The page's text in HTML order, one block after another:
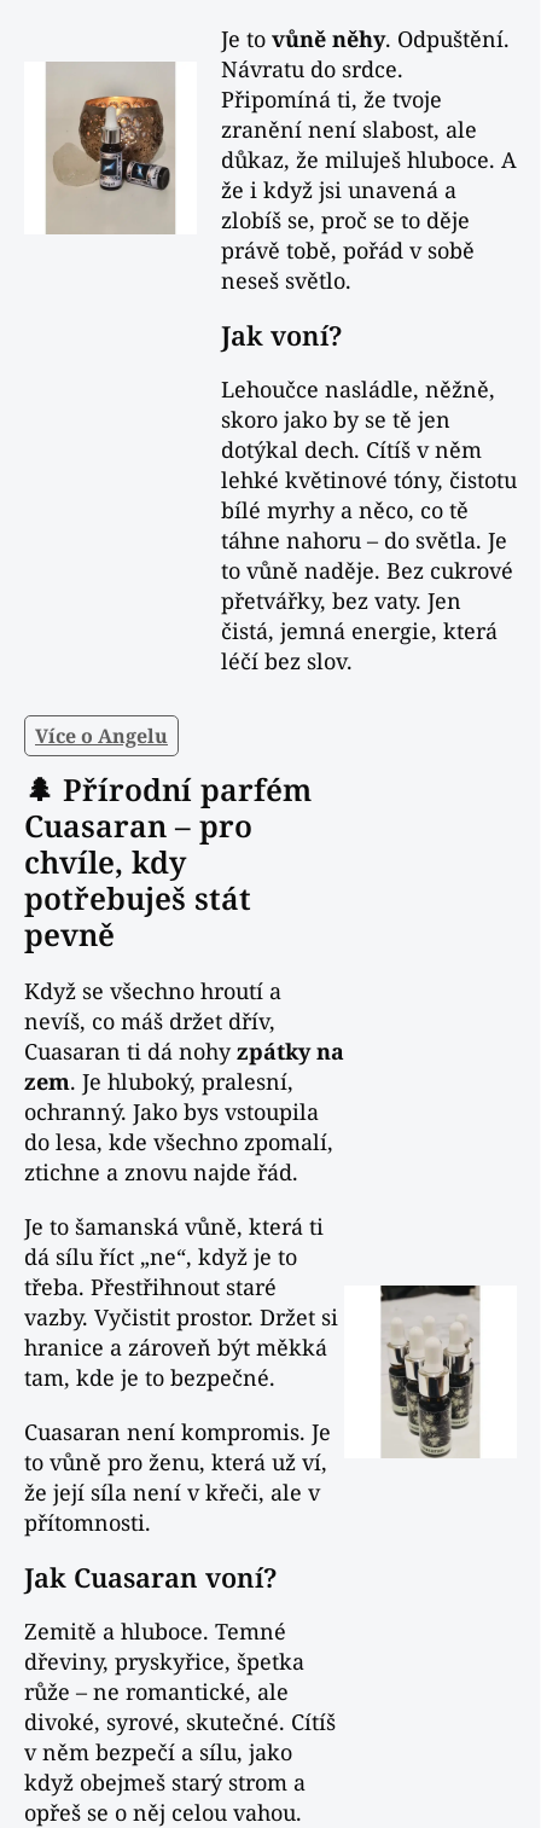
Je tovůně něhy. Odpuštění.
Návratu do srdce.
Připomíná ti, že tvoje
zranění není slabost, ale
důkaz, že miluješ hluboce. A
že i když jsi unavená a
zlobíš se, proč se to děje
právě tobě, pořád v sobě
neseš světlo.
Jak voní?
Lehoučce nasládle, něžně,
skoro jako by se tě jen
dotýkal dech. Cítíš v něm
lehké květinové tóny, čistotu
bílé myrhy a něco, co tě
táhne nahoru – do světla. Je
to vůně naděje. Bez cukrové
přetvářky, bez vaty. Jen
čistá, jemná energie, která
léčí bez slov.
Více o Angelu
🌲 Přírodní parfém
Cuasaran – pro
chvíle, kdy
potřebuješ stát
pevně
Když se všechno hroutí a
nevíš, co máš držet dřív,
Cuasaran ti dá nohyzpátky na
zem. Je hluboký, pralesní,
ochranný. Jako bys vstoupila
do lesa, kde všechno zpomalí,
ztichne a znovu najde řád.
Je to šamanská vůně, která ti
dá sílu říct „ne“, když je to
třeba. Přestřihnout staré
vazby. Vyčistit prostor. Držet si
hranice a zároveň být měkká
tam, kde je to bezpečné.
Cuasaran není kompromis. Je
to vůně pro ženu, která už ví,
že její síla není v křeči, ale v
přítomnosti.
Jak Cuasaran voní?
Zemitě a hluboce. Temné
dřeviny, pryskyřice, špetka
růže – ne romantické, ale
divoké, syrové, skutečné. Cítíš
v něm bezpečí a sílu, jako
když obejmeš starý strom a
opřeš se o něj celou vahou.